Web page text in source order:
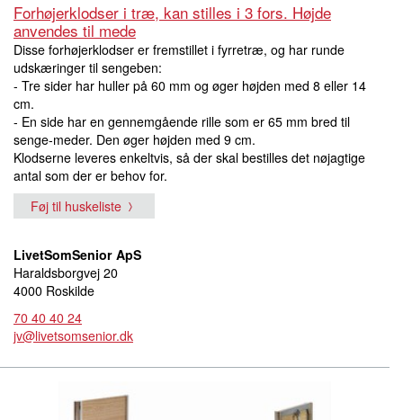
Forhøjerklodser i træ, kan stilles i 3 fors. Højde
anvendes til mede
Disse forhøjerklodser er fremstillet i fyrretræ, og har runde
udskæringer til sengeben:
- Tre sider har huller på 60 mm og øger højden med 8 eller 14
cm.
- En side har en gennemgående rille som er 65 mm bred til
senge-meder. Den øger højden med 9 cm.
Klodserne leveres enkeltvis, så der skal bestilles det nøjagtige
antal som der er behov for.
Føj til huskeliste
LivetSomSenior ApS
Haraldsborgvej 20
4000 Roskilde
70 40 40 24
jv@livetsomsenior.dk